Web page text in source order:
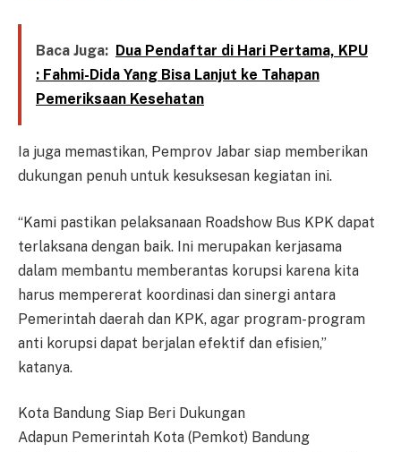
Baca Juga: Dua Pendaftar di Hari Pertama, KPU
: Fahmi-Dida Yang Bisa Lanjut ke Tahapan
Pemeriksaan Kesehatan
Ia juga memastikan, Pemprov Jabar siap memberikan
dukungan penuh untuk kesuksesan kegiatan ini.
“Kami pastikan pelaksanaan Roadshow Bus KPK dapat
terlaksana dengan baik. Ini merupakan kerjasama
dalam membantu memberantas korupsi karena kita
harus mempererat koordinasi dan sinergi antara
Pemerintah daerah dan KPK, agar program-program
anti korupsi dapat berjalan efektif dan efisien,”
katanya.
Kota Bandung Siap Beri Dukungan
Adapun Pemerintah Kota (Pemkot) Bandung